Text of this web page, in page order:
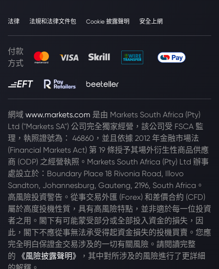
法律 法規和法律文件包 Cookie 披露聲明 安全上網
付款
方式
網域 www.markets.com 是由 Markets South Africa (Pty)
Ltd ("Markets SA") 公司完全獨家經營，該公司受 FSCA 監
理，執照證號為： 46860，並且依據 2012 年金融市場法
(Financial Markets Act) 第 19 條授予其場外衍生性商品供應
商 (ODP) 之經營執照。Markets South Africa (Pty) Ltd 辦事
處設立於：Boundary Place 18 Rivonia Road, Illovo
Sandton, Johannesburg, Gauteng, 2196, South Africa。
高風險投資警告。從事交易外匯 (Forex) 和差價合約 (CFD)
屬於高度投機性質，具有高風險特點，並非適於每一位投資
者之用。閣下有可能蒙受部分或全部投入資金的損失，因
此，閣下不應從事無法承受得起資金損失的投機買賣。您應
完全明白保證金交易涉及的一切有關風險。請閱讀完整
的
《風險披露聲明》
，其中對所涉及的風險進行了更詳細